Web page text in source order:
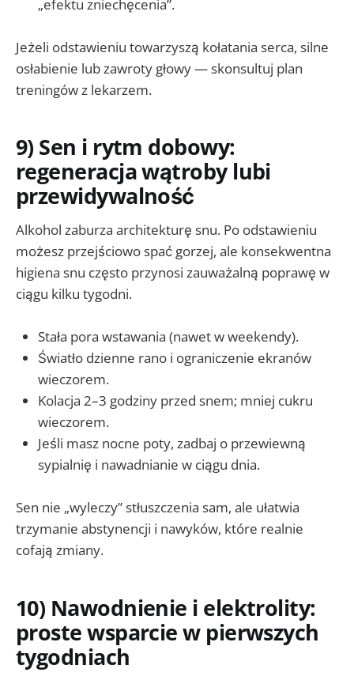
„efektu zniechęcenia”.
Jeżeli odstawieniu towarzyszą kołatania serca, silne
osłabienie lub zawroty głowy — skonsultuj plan
treningów z lekarzem.
9) Sen i rytm dobowy:
regeneracja wątroby lubi
przewidywalność
Alkohol zaburza architekturę snu. Po odstawieniu
możesz przejściowo spać gorzej, ale konsekwentna
higiena snu często przynosi zauważalną poprawę w
ciągu kilku tygodni.
Stała pora wstawania (nawet w weekendy).
Światło dzienne rano i ograniczenie ekranów
wieczorem.
Kolacja 2–3 godziny przed snem; mniej cukru
wieczorem.
Jeśli masz nocne poty, zadbaj o przewiewną
sypialnię i nawadnianie w ciągu dnia.
Sen nie „wyleczy” stłuszczenia sam, ale ułatwia
trzymanie abstynencji i nawyków, które realnie
cofają zmiany.
10) Nawodnienie i elektrolity:
proste wsparcie w pierwszych
tygodniach